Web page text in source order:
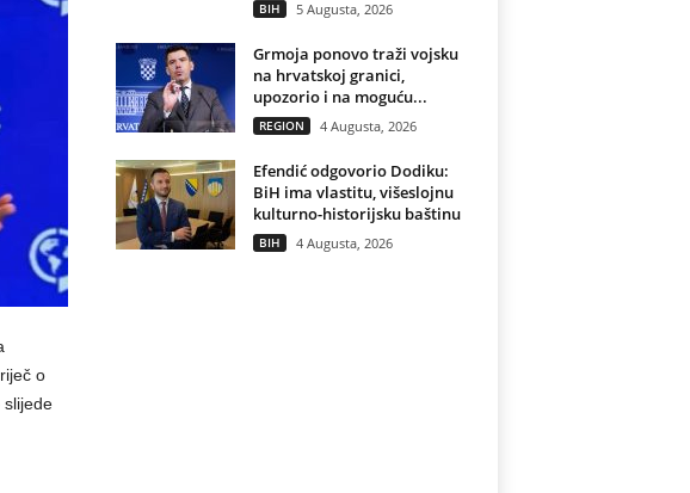
o
slijede
BIH 5 Augusta, 2026
Grmoja ponovo traži vojsku
na hrvatskoj granici,
upozorio i na moguću...
REGION 4 Augusta, 2026
Efendić odgovorio Dodiku:
BiH ima vlastitu, višeslojnu
kulturno-historijsku baštinu
BIH 4 Augusta, 2026